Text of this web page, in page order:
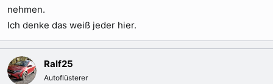
nehmen.
Ich denke das weiß jeder hier.
Ralf25
Autoflüsterer